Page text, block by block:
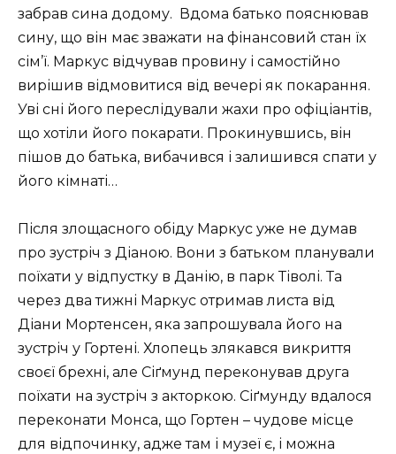
забрав сина додому. Вдома батько пояснював
сину, що він має зважати на фінансовий стан їх
сім’ї. Маркус відчував провину і самостійно
вирішив відмовитися від вечері як покарання.
Уві сні його переслідували жахи про офіціантів,
що хотіли його покарати. Прокинувшись, він
пішов до батька, вибачився і залишився спати у
його кімнаті…
Після злощасного обіду Маркус уже не думав
про зустріч з Діаною. Вони з батьком планували
поїхати у відпустку в Данію, в парк Тіволі. Та
через два тижні Маркус отримав листа від
Діани Мортенсен, яка запрошувала його на
зустріч у Гортені. Хлопець злякався викриття
своєї брехні, але Сіґмунд переконував друга
поїхати на зустріч з акторкою. Сіґмунду вдалося
переконати Монса, що Гортен – чудове місце
для відпочинку, адже там і музеї є, і можна